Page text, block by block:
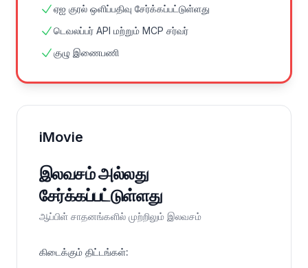
ஏஐ குரல் ஒளிப்பதிவு சேர்க்கப்பட்டுள்ளது
டெவலப்பர் API மற்றும் MCP சர்வர்
குழு இணைபணி
iMovie
இலவசம் அல்லது
சேர்க்கப்பட்டுள்ளது
ஆப்பிள் சாதனங்களில் முற்றிலும் இலவசம்
கிடைக்கும் திட்டங்கள்: